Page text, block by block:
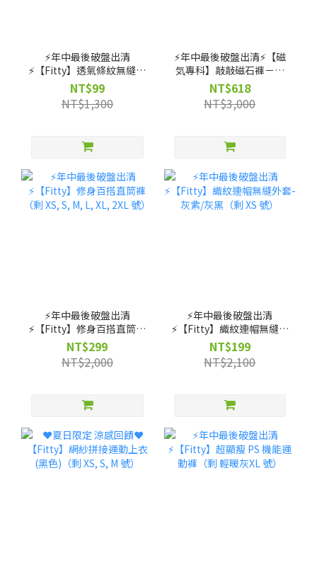
⚡️年中最後破盤出清
⚡️【Fitty】透氣條紋無縫上
衣（剩 XS, S, M 號）
NT$99
NT$1,300
⚡️年中最後破盤出清⚡️【磁
気專科】敲敲磁石褲－高
腰直筒款（剩 XS, S, M, L,
XL 號）
NT$618
NT$3,000
⚡️年中最後破盤出清
⚡️【Fitty】修身百搭直筒褲
（剩 XS, S, M, L, XL, 2XL
號）
NT$299
NT$2,000
⚡️年中最後破盤出清
⚡️【Fitty】織紋連帽無縫外
套-灰紫/灰黑（剩 XS 號）
NT$199
NT$2,100